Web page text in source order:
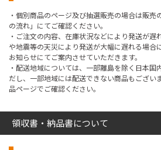
・個別商品のページ及び抽選販売の場合は販売
の流れ」にてご確認ください。
・ご注文の内容、在庫状況などにより発送が遅
や地震等の天災により発送が大幅に遅れる場合
お知らせにてご案内させていただきます。
・配送地域については、一部離島を除く日本国
だし、一部地域には配送できない商品もござい
品ページでご確認ください。
領収書・納品書について